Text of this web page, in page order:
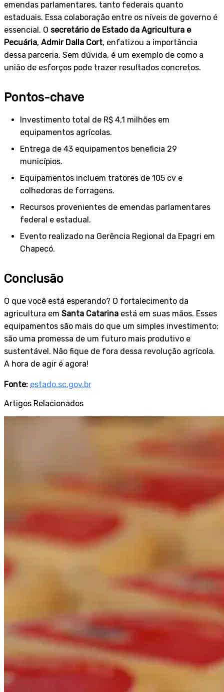
emendas parlamentares, tanto federais quanto
estaduais. Essa colaboração entre os níveis de governo é
essencial. O secretário de Estado da Agricultura e
Pecuária, Admir Dalla Cort, enfatizou a importância
dessa parceria. Sem dúvida, é um exemplo de como a
união de esforços pode trazer resultados concretos.
Pontos-chave
Investimento total de R$ 4,1 milhões em
equipamentos agrícolas.
Entrega de 43 equipamentos beneficia 29
municípios.
Equipamentos incluem tratores de 105 cv e
colhedoras de forragens.
Recursos provenientes de emendas parlamentares
federal e estadual.
Evento realizado na Gerência Regional da Epagri em
Chapecó.
Conclusão
O que você está esperando? O fortalecimento da
agricultura em Santa Catarina está em suas mãos. Esses
equipamentos são mais do que um simples investimento;
são uma promessa de um futuro mais produtivo e
sustentável. Não fique de fora dessa revolução agrícola.
A hora de agir é agora!
Fonte: estado.sc.gov.br
Artigos Relacionados